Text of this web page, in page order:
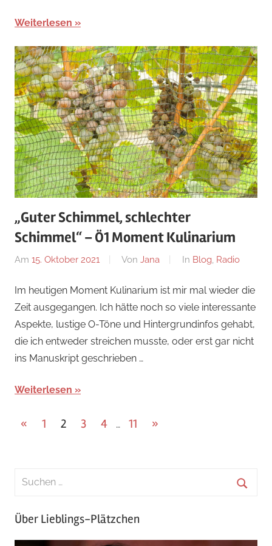
Weiterlesen
„Guter Schimmel, schlechter
Schimmel“ – Ö1 Moment Kulinarium
Am 15. Oktober 2021 Von Jana In Blog, Radio
Im heutigen Moment Kulinarium ist mir mal wieder die
Zeit ausgegangen. Ich hätte noch so viele interessante
Aspekte, lustige O-Töne und Hintergrundinfos gehabt,
die ich entweder streichen musste, oder erst gar nicht
ins Manuskript geschrieben …
Weiterlesen
Seitennummerierung
« Vorherige
1 2 3 4 … 11
Nächste
»
Über Lieblings-Plätzchen